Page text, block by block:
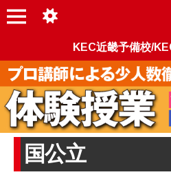
KEC近畿予備校/
国公立